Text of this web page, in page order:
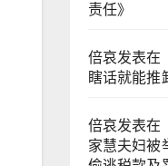
责任》
倍哀发表在
瞎话就能推
倍哀发表在
家慧夫妇被